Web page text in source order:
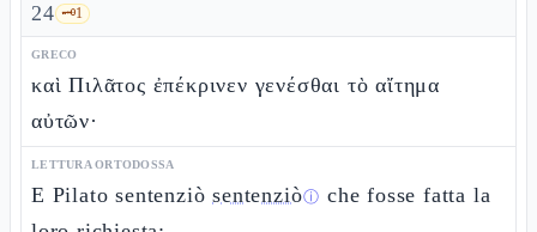
24 🗝️1
GRECO
καὶ Πιλᾶτος ἐπέκρινεν γενέσθαι τὸ αἴτημα
αὐτῶν·
LETTURA ORTODOSSA
E Pilato sentenziòsentenziòⓘ che fosse fatta la